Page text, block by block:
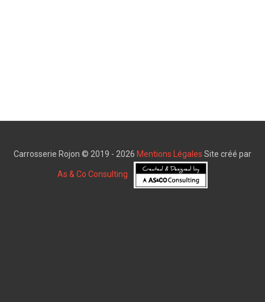
Carrosserie Rojon © 2019 - 2026 Mentions Légales Site créé par
As & Co Consulting